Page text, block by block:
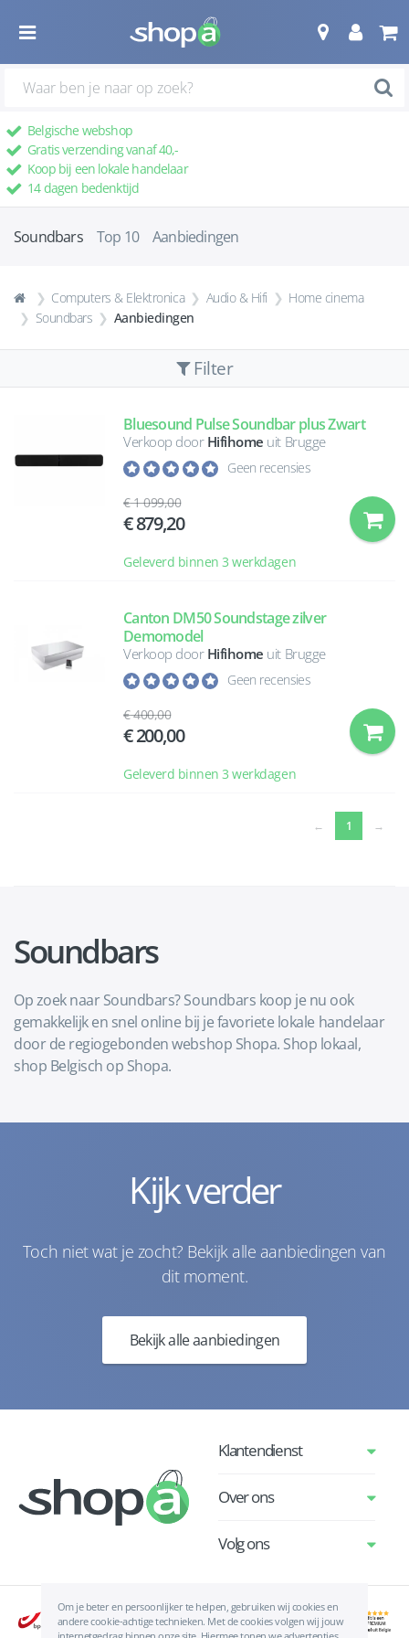
Belgische webshop
Gratis verzending vanaf 40,-
Koop bij een lokale handelaar
14 dagen bedenktijd
Soundbars Top 10 Aanbiedingen
Computers & Elektronica Audio & Hifi
Home cinema
Soundbars
Aanbiedingen
Filter
Bluesound Pulse Soundbar plus Zwart
Verkoop door Hifihome uit Brugge
Geen recensies
1 099,00
879,20
Geleverd binnen 3 werkdagen
Canton DM50 Soundstage zilver
Demomodel
Verkoop door Hifihome uit Brugge
Geen recensies
400,00
200,00
Geleverd binnen 3 werkdagen
← 1 (current)
→
Soundbars
Op zoek naar Soundbars? Soundbars koop je nu ook
gemakkelijk en snel online bij je favoriete lokale handelaar
door de regiogebonden webshop Shopa. Shop lokaal,
shop Belgisch op Shopa.
Kijk verder
Toch niet wat je zocht? Bekijk alle aanbiedingen van
dit moment.
Bekijk alle aanbiedingen
Om je beter en persoonlijker te helpen, gebruiken wij cookies en
andere cookie-achtige technieken. Met de cookies volgen wij jouw
Klantendienst
Over ons
Volg ons